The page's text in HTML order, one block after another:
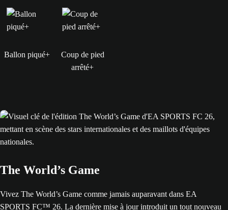
Ballon piqué+
Coup de pied
arrêté+
The World’s Game
Vivez The World’s Game comme jamais auparavant dans EA
SPORTS FC™ 26. La dernière mise à jour introduit un tout nouveau